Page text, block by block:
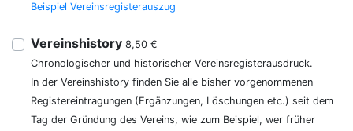
Beispiel Vereinsregisterauszug
Vereinshistory 8,50 €
Chronologischer und historischer Vereinsregisterausdruck.
In der Vereinshistory finden Sie alle bisher vorgenommenen
Registereintragungen (Ergänzungen, Löschungen etc.) seit dem
Tag der Gründung des Vereins, wie zum Beispiel, wer früher